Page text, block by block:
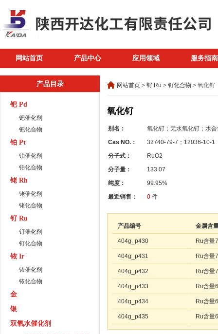
网站首页 产品中心 应用领域 服务指南
产品目录
钯 Pd
钯催化剂
钯化合物
铂 Pt
铂催化剂
铂化合物
铑 Rh
铑催化剂
铑化合物
钌 Ru
钌催化剂
钌化合物
铱 Ir
铱催化剂
铱化合物
金
银
双氧水催化剂
网站首页 > 钌 Ru > 钌化合物 > 氧化钌
氧化钌
别名：
氧化钌；无水氧化钌；水
Cas NO.：
32740-79-7；12036-10-1
分子式：
RuO2
分子量：
133.07
纯度：
99.95%
最近销售：
0 件
产品编号 金属含
404g_p430 Ru含量
404g_p431 Ru含量
404g_p432 Ru含量
404g_p433 Ru含量
404g_p434 Ru含量
404g_p435 Ru含量